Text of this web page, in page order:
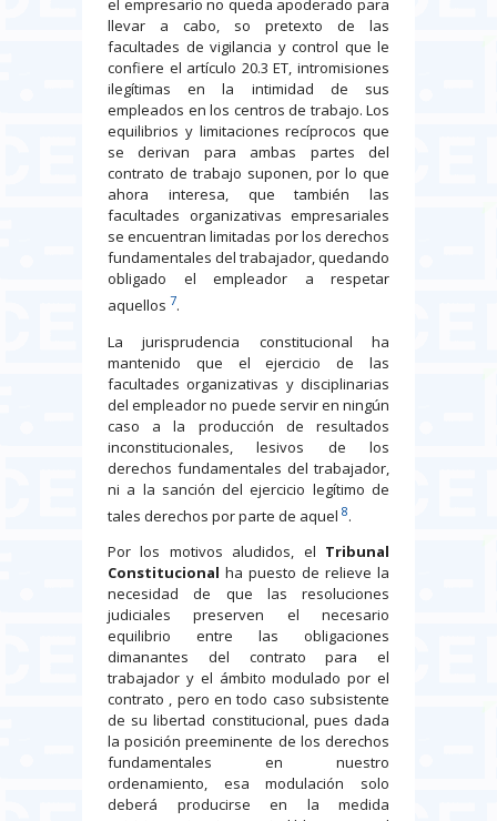
el empresario no queda apoderado para
llevar a cabo, so pretexto de las
facultades de vigilancia y control que le
confiere el artículo 20.3 ET, intromisiones
ilegítimas en la intimidad de sus
empleados en los centros de trabajo. Los
equilibrios y limitaciones recíprocos que
se derivan para ambas partes del
contrato de trabajo suponen, por lo que
ahora interesa, que también las
facultades organizativas empresariales
se encuentran limitadas por los derechos
fundamentales del trabajador, quedando
obligado el empleador a respetar
aquellos 7.
La jurisprudencia constitucional ha
mantenido que el ejercicio de las
facultades organizativas y disciplinarias
del empleador no puede servir en ningún
caso a la producción de resultados
inconstitucionales, lesivos de los
derechos fundamentales del trabajador,
ni a la sanción del ejercicio legítimo de
tales derechos por parte de aquel 8.
Por los motivos aludidos, el Tribunal
Constitucional ha puesto de relieve la
necesidad de que las resoluciones
judiciales preserven el necesario
equilibrio entre las obligaciones
dimanantes del contrato para el
trabajador y el ámbito modulado por el
contrato , pero en todo caso subsistente
de su libertad constitucional, pues dada
la posición preeminente de los derechos
fundamentales en nuestro
ordenamiento, esa modulación solo
deberá producirse en la medida